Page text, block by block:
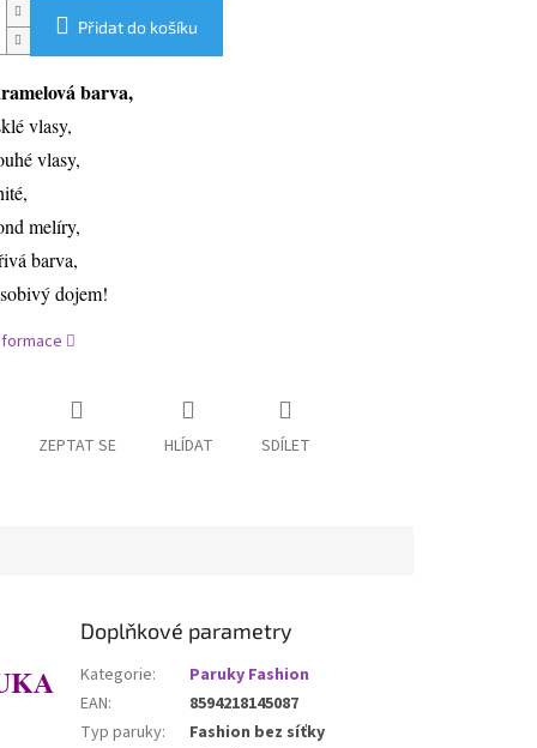
Přidat do košíku
barva,
vlasy,
vlasy,
melíry,
barva,
dojem!
ZEPTAT SE HLÍDAT SDÍLET
Doplňkové parametry
Kategorie:
Paruky Fashion
EAN:
8594218145087
Typ paruky:
Fashion bez síťky